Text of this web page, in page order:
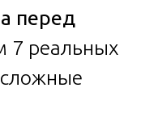
перед
7 реальных